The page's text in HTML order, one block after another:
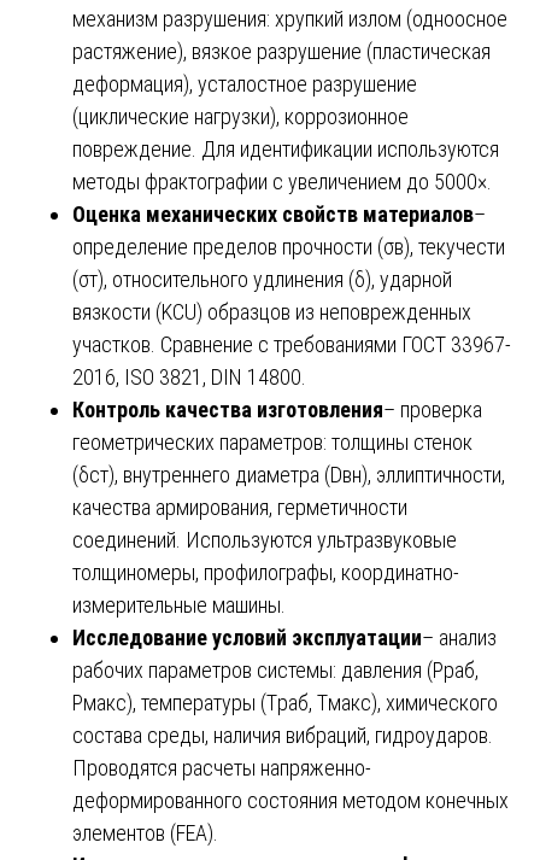
механизм разрушения: хрупкий излом (одноосное
растяжение), вязкое разрушение (пластическая
деформация), усталостное разрушение
(циклические нагрузки), коррозионное
повреждение. Для идентификации используются
методы фрактографии с увеличением до 5000×.
Оценка механических свойств материалов–
определение пределов прочности (σв), текучести
(σт), относительного удлинения (δ), ударной
вязкости (KCU) образцов из неповрежденных
участков. Сравнение с требованиями ГОСТ 33967-
2016, ISO 3821, DIN 14800.
Контроль качества изготовления– проверка
геометрических параметров: толщины стенок
(δст), внутреннего диаметра (Dвн), эллиптичности,
качества армирования, герметичности
соединений. Используются ультразвуковые
толщиномеры, профилографы, координатно-
измерительные машины.
Исследование условий эксплуатации– анализ
рабочих параметров системы: давления (Pраб,
Pмакс), температуры (Tраб, Tмакс), химического
состава среды, наличия вибраций, гидроударов.
Проводятся расчеты напряженно-
деформированного состояния методом конечных
элементов (FEA).